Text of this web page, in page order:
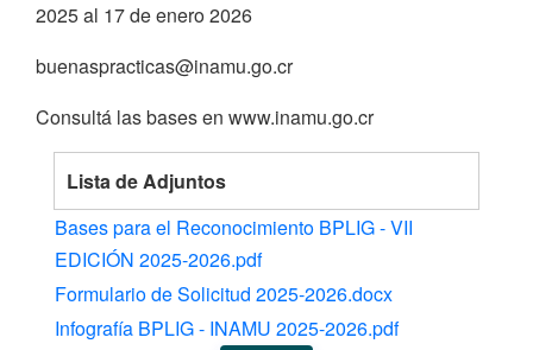
2025 al 17 de enero 2026
buenaspracticas@inamu.go.cr
Consultá las bases en www.inamu.go.cr
Lista de Adjuntos
Bases para el Reconocimiento BPLIG - VII
EDICIÓN 2025-2026.pdf
Formulario de Solicitud 2025-2026.docx
Infografía BPLIG - INAMU 2025-2026.pdf